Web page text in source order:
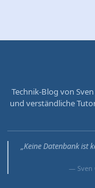
Technik-Blog von
und verständliche
„Keine Datenbank ist
— Sven